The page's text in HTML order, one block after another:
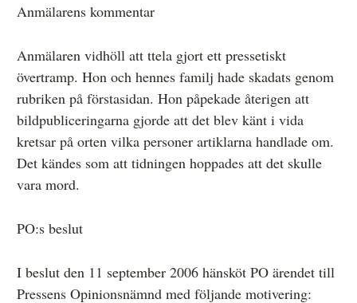
Anmälarens kommentar
Anmälaren vidhöll att ttela gjort ett pressetiskt
övertramp. Hon och hennes familj hade skadats genom
rubriken på förstasidan. Hon påpekade återigen att
bildpubliceringarna gjorde att det blev känt i vida
kretsar på orten vilka personer artiklarna handlade om.
Det kändes som att tidningen hoppades att det skulle
vara mord.
PO:s beslut
I beslut den 11 september 2006 hänsköt PO ärendet till
Pressens Opinionsnämnd med följande motivering: